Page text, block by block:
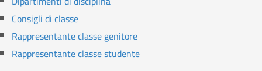
Consigli di classe
Rappresentante classe genitore
Rappresentante classe studente